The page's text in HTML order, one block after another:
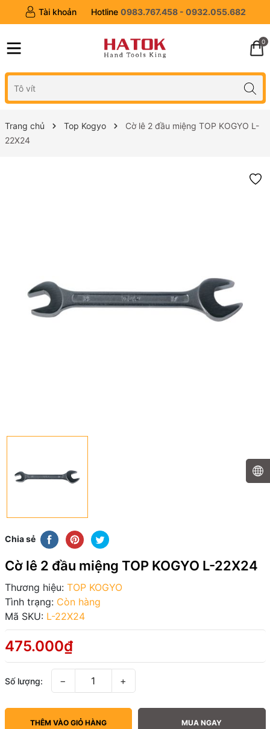
Tài khoản Hotline 0983.767.458 - 0932.055.682
0
Trang chủ Top Kogyo
Cờ lê 2 đầu miệng TOP KOGYO L-
22X24
Chia sẻ
Cờ lê 2 đầu miệng TOP KOGYO L-22X24
Thương hiệu: TOP KOGYO
Tình trạng: Còn hàng
Mã SKU: L-22X24
475.000₫
Số lượng: − +
THÊM VÀO GIỎ HÀNG MUA NGAY